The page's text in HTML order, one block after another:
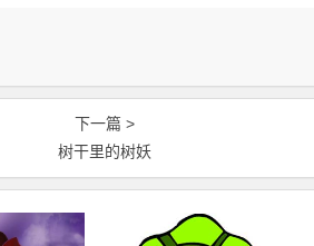
下一篇 >
树干里的树妖